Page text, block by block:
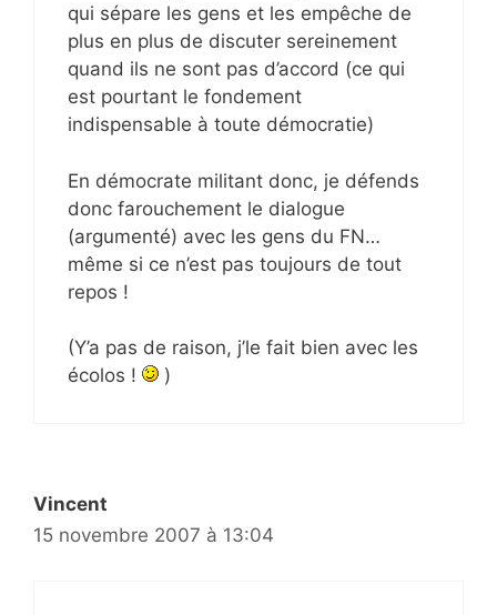
qui sépare les gens et les empêche de
plus en plus de discuter sereinement
quand ils ne sont pas d’accord (ce qui
est pourtant le fondement
indispensable à toute démocratie)
En démocrate militant donc, je défends
donc farouchement le dialogue
(argumenté) avec les gens du FN…
même si ce n’est pas toujours de tout
repos !
(Y’a pas de raison, j’le fait bien avec les
écolos !
)
Vincent
15 novembre 2007 à 13:04